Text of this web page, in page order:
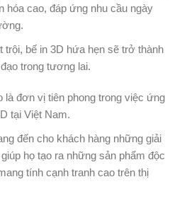
hóa cao, đáp ứng nhu cầu ngày
bế in 3D hứa hẹn sẽ trở thành
trong tương lai.
là đơn vị tiên phong trong việc ứng
tại Việt Nam.
đến cho khách hàng những giải
họ tạo ra những sản phẩm độc
tính cạnh tranh cao trên thị